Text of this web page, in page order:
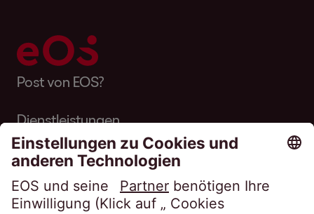
Post von EOS?
Dienstleistungen
Über EOS
Karriere